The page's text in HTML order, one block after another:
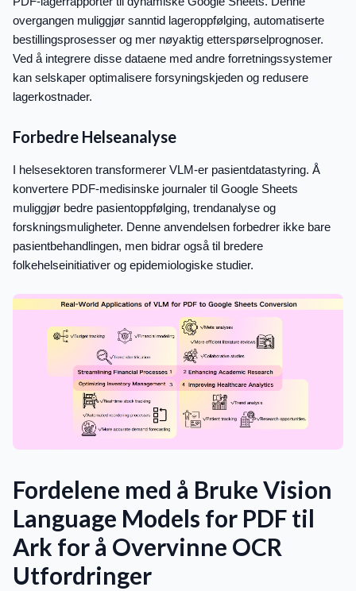
overgangen muliggjør sanntid lageroppfølging, automatiserte
bestillingsprosesser og mer nøyaktig etterspørselprognoser.
Ved å integrere disse dataene med andre forretningssystemer
kan selskaper optimalisere forsyningskjeden og redusere
lagerkostnader.
Forbedre Helseanalyse
I helsesektoren transformerer VLM-er pasientdatastyring. Å
konvertere PDF-medisinske journaler til Google Sheets
muliggjør bedre pasientoppfølging, trendanalyse og
forskningsmuligheter. Denne anvendelsen forbedrer ikke bare
pasientbehandlingen, men bidrar også til bredere
folkehelseinitiativer og epidemiologiske studier.
Fordelene med å Bruke Vision
Language Models for PDF til
Ark for å Overvinne OCR
Utfordringer